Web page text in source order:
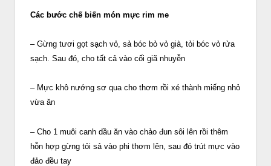
Các bước chế biến món mực rim me
– Gừng tươi gọt sạch vỏ, sả bóc bỏ vỏ già, tỏi bóc vỏ rửa
sạch. Sau đó, cho tất cả vào cối giã nhuyễn
– Mực khô nướng sơ qua cho thơm rồi xé thành miếng nhỏ
vừa ăn
– Cho 1 muôi canh dầu ăn vào chảo đun sôi lên rồi thêm
hỗn hợp gừng tỏi sả vào phi thơm lên, sau đó trút mực vào
đảo đều tay